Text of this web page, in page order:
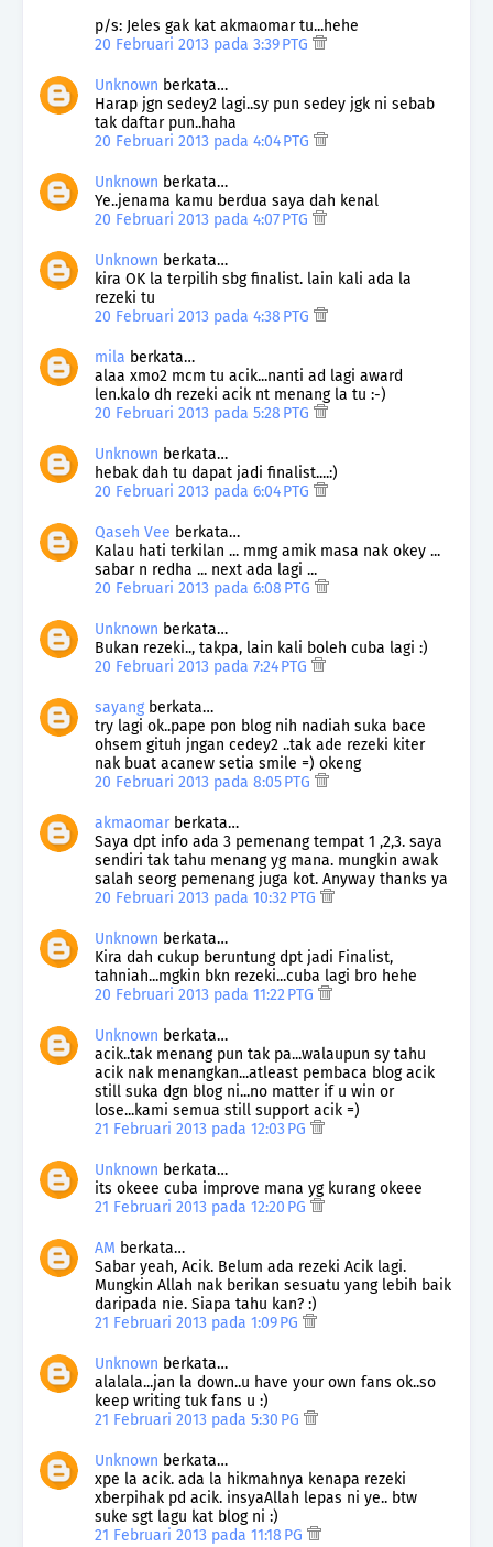
p/s: Jeles gak kat akmaomar tu...hehe
20 Februari 2013 pada 3:39 PTG
Unknown berkata…
Harap jgn sedey2 lagi..sy pun sedey jgk ni sebab
tak daftar pun..haha
20 Februari 2013 pada 4:04 PTG
Unknown berkata…
Ye..jenama kamu berdua saya dah kenal
20 Februari 2013 pada 4:07 PTG
Unknown berkata…
kira OK la terpilih sbg finalist. lain kali ada la
rezeki tu
20 Februari 2013 pada 4:38 PTG
mila berkata…
alaa xmo2 mcm tu acik...nanti ad lagi award
len.kalo dh rezeki acik nt menang la tu :-)
20 Februari 2013 pada 5:28 PTG
Unknown berkata…
hebak dah tu dapat jadi finalist....:)
20 Februari 2013 pada 6:04 PTG
Qaseh Vee berkata…
Kalau hati terkilan ... mmg amik masa nak okey ...
sabar n redha ... next ada lagi ...
20 Februari 2013 pada 6:08 PTG
Unknown berkata…
Bukan rezeki.., takpa, lain kali boleh cuba lagi :)
20 Februari 2013 pada 7:24 PTG
sayang berkata…
try lagi ok..pape pon blog nih nadiah suka bace
ohsem gituh jngan cedey2 ..tak ade rezeki kiter
nak buat acanew setia smile =) okeng
20 Februari 2013 pada 8:05 PTG
akmaomarberkata…
Saya dpt info ada 3 pemenang tempat 1 ,2,3. saya
sendiri tak tahu menang yg mana. mungkin awak
salah seorg pemenang juga kot. Anyway thanks ya
20 Februari 2013 pada 10:32 PTG
Unknown berkata…
Kira dah cukup beruntung dpt jadi Finalist,
tahniah...mgkin bkn rezeki...cuba lagi bro hehe
20 Februari 2013 pada 11:22 PTG
Unknown berkata…
acik..tak menang pun tak pa...walaupun sy tahu
acik nak menangkan...atleast pembaca blog acik
still suka dgn blog ni...no matter if u win or
lose...kami semua still support acik =)
21 Februari 2013 pada 12:03 PG
Unknown berkata…
its okeee cuba improve mana yg kurang okeee
21 Februari 2013 pada 12:20 PG
AM berkata…
Sabar yeah, Acik. Belum ada rezeki Acik lagi.
Mungkin Allah nak berikan sesuatu yang lebih baik
daripada nie. Siapa tahu kan? :)
21 Februari 2013 pada 1:09 PG
Unknown berkata…
alalala...jan la down..u have your own fans ok..so
keep writing tuk fans u :)
21 Februari 2013 pada 5:30 PG
Unknown berkata…
xpe la acik. ada la hikmahnya kenapa rezeki
xberpihak pd acik. insyaAllah lepas ni ye.. btw
suke sgt lagu kat blog ni :)
21 Februari 2013 pada 11:18 PG